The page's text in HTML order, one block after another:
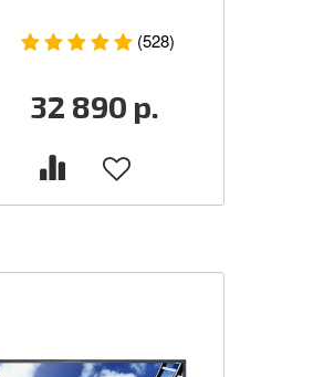
(528)
32 890 р.